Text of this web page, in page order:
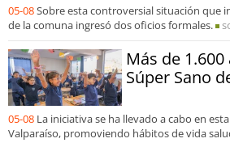
05-08Sobre esta controversial situación que
de la comuna ingresó dos oficios formales.
Más de
Súper Sano
05-08 La iniciativa se ha llevado a cabo en
Valparaíso, promoviendo hábitos de vida